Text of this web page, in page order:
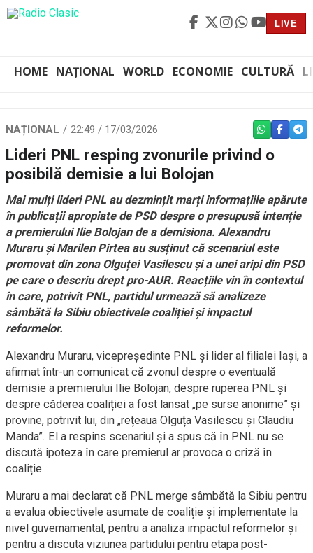
LIVE
HOME NAȚIONAL WORLD ECONOMIE CULTURĂ
NAȚIONAL 22:49 / 17/03/2026 WHATSAPP
Lideri PNL resping zvonurile privind o
posibilă demisie a lui Bolojan
Mai mulți lideri PNL au dezmințit marți informațiile apărute
în publicații apropiate de PSD despre o presupusă intenție
a premierului Ilie Bolojan de a demisiona. Alexandru
Muraru și Marilen Pirtea au susținut că scenariul este
promovat din zona Olguței Vasilescu și a unei aripi din PSD
pe care o descriu drept pro-AUR. Reacțiile vin în contextul
în care, potrivit PNL, partidul urmează să analizeze
sâmbătă la Sibiu obiectivele coaliției și impactul
reformelor.
Alexandru Muraru, vicepreședinte PNL și lider al filialei Iași, a
afirmat într-un comunicat că zvonul despre o eventuală
demisie a premierului Ilie Bolojan, despre ruperea PNL și
despre căderea coaliției a fost lansat „pe surse anonime” și
provine, potrivit lui, din „rețeaua Olguța Vasilescu și Claudiu
Manda”. El a respins scenariul și a spus că în PNL nu se
discută ipoteza în care premierul ar provoca o criză în
coaliție.
Muraru a mai declarat că PNL merge sâmbătă la Sibiu pentru
a evalua obiectivele asumate de coaliție și implementate la
nivel guvernamental, pentru a analiza impactul reformelor și
pentru a discuta viziunea partidului pentru etapa post-